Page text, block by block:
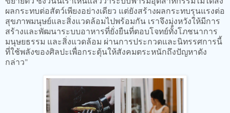
ผลกระทบต่อสัตว์เพียงอย่างเดียว แต่ยังสร้างผลกระทบรุนแรงต่อ
สุขภาพมนุษย์และสิ่งแวดล้อมไปพร้อมกัน เราจึงมุ่งหวังให้มีการ
สร้างและพัฒนาระบบอาหารที่ยั่งยืนที่ตอบโจทย์ทั้งโภชนาการ
มนุษยธรรม และสิ่งแวดล้อม ผ่านการประกวดและนิทรรศการนี้
ที่ใช้พลังของศิลปะเพื่อกระตุ้นให้สังคมตระหนักถึงปัญหาดัง
กล่าว"